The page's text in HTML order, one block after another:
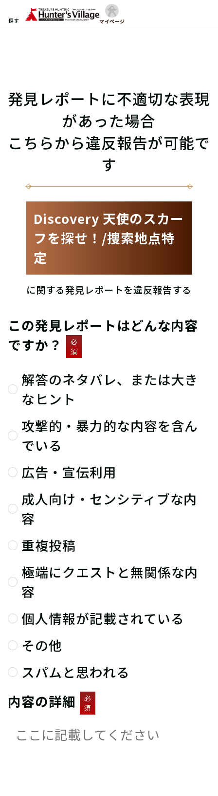
探す マイページ
発見レポートに不適切な表現
があった場合
こちらから違反報告が可能で
す
Discovery 天使のスカー
フを探せ！/捜索地点特
定
に関する発見レポートを違反報告する
この発見レポートはどんな内容
ですか？
必
須
解答のネタバレ、または大き
なヒント
攻撃的・暴力的な内容を含ん
でいる
広告・宣伝利用
成人向け・センシティブな内
容
重複投稿
極端にクエストと無関係な内
容
個人情報が記載されている
その他
スパムと思われる
内容の詳細
必
須